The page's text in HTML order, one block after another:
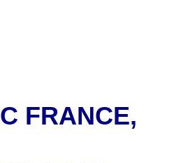
FRANCE,